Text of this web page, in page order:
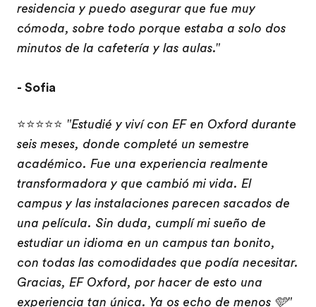
residencia y puedo asegurar que fue muy
cómoda, sobre todo porque estaba a solo dos
minutos de la cafetería y las aulas."
- Sofia
⭐⭐⭐⭐⭐ "Estudié y viví con EF en Oxford durante
seis meses, donde completé un semestre
académico. Fue una experiencia realmente
transformadora y que cambió mi vida. El
campus y las instalaciones parecen sacados de
una película. Sin duda, cumplí mi sueño de
estudiar un idioma en un campus tan bonito,
con todas las comodidades que podía necesitar.
Gracias, EF Oxford, por hacer de esto una
experiencia tan única. Ya os echo de menos 🩵"